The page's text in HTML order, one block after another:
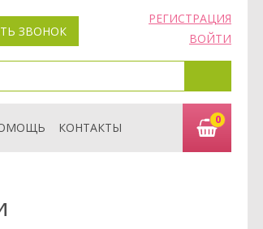
ЗВОНОК
РЕГИСТРАЦИЯ
ВОЙТИ
КОНТАКТЫ
0